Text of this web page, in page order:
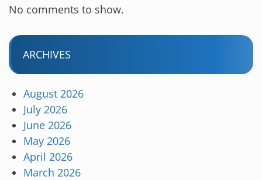
No comments to show.
ARCHIVES
August 2026
July 2026
June 2026
May 2026
April 2026
March 2026